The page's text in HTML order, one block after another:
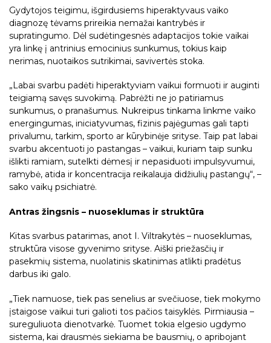
Gydytojos teigimu, išgirdusiems hiperaktyvaus vaiko
diagnozę tėvams prireikia nemažai kantrybės ir
supratingumo. Dėl sudėtingesnės adaptacijos tokie vaikai
yra linkę į antrinius emocinius sunkumus, tokius kaip
nerimas, nuotaikos sutrikimai, savivertės stoka.
„Labai svarbu padėti hiperaktyviam vaikui formuoti ir auginti
teigiamą savęs suvokimą. Pabrėžti ne jo patiriamus
sunkumus, o pranašumus. Nukreipus tinkama linkme vaiko
energingumas, iniciatyvumas, fizinis pajėgumas gali tapti
privalumu, tarkim, sporto ar kūrybinėje srityse. Taip pat labai
svarbu akcentuoti jo pastangas – vaikui, kuriam taip sunku
išlikti ramiam, sutelkti dėmesį ir nepasiduoti impulsyvumui,
ramybė, atida ir koncentracija reikalauja didžiulių pastangų“, –
sako vaikų psichiatrė.
Antras žingsnis – nuoseklumas ir struktūra
Kitas svarbus patarimas, anot I. Viltrakytės – nuoseklumas,
struktūra visose gyvenimo srityse. Aiški priežasčių ir
pasekmių sistema, nuolatinis skatinimas atlikti pradėtus
darbus iki galo.
„Tiek namuose, tiek pas senelius ar svečiuose, tiek mokymo
įstaigose vaikui turi galioti tos pačios taisyklės. Pirmiausia –
sureguliuota dienotvarkė. Tuomet tokia elgesio ugdymo
sistema, kai drausmės siekiama be bausmių, o apribojant